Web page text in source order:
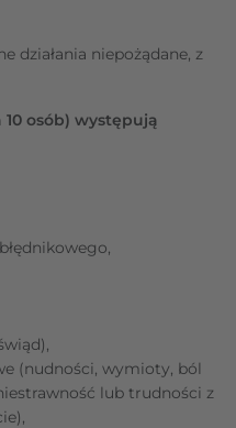
działania niepożądane, z
10 osób) występują
(nudności, wymioty, ból
lub trudności z